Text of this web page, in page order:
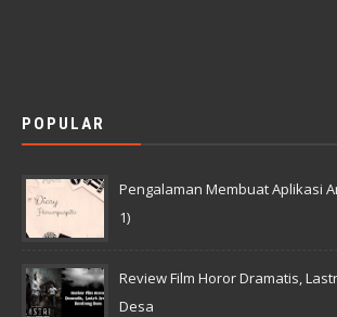
POPULAR
Pengalaman Membuat Aplikasi
1)
Review Film Horor Dramatis,
Desa